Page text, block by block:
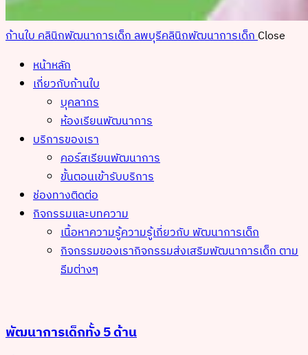
ก้านใบ คลินิกพัฒนาการเด็ก ลพบุรีคลินิกพัฒนาการเด็กClose
หน้าหลัก
เกี่ยวกับก้านใบ
บุคลากร
ห้องเรียนพัฒนาการ
บริการของเรา
คอร์สเรียนพัฒนาการ
ขั้นตอนเข้ารับบริการ
ช่องทางติดต่อ
กิจกรรมและบทความ
เนื้อหาความรู้ความรู้เกี่ยวกับ พัฒนาการเด็ก
กิจกรรมของเรากิจกรรมส่งเสริมพัฒนาการเด็ก ตาม
ธีมต่างๆ
พัฒนาการเด็กทั้ง 5 ด้าน